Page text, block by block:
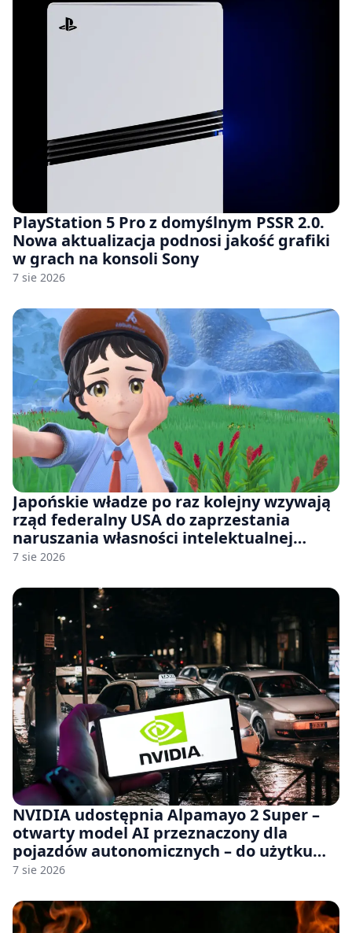
PlayStation 5 Pro z domyślnym PSSR 2.0.
Nowa aktualizacja podnosi jakość grafiki
w grach na konsoli Sony
7 sie 2026
Japońskie władze po raz kolejny wzywają
rząd federalny USA do zaprzestania
naruszania własności intelektualnej
japońskich gier i anime
7 sie 2026
NVIDIA udostępnia Alpamayo 2 Super –
otwarty model AI przeznaczony dla
pojazdów autonomicznych – do użytku
komercyjnego
7 sie 2026